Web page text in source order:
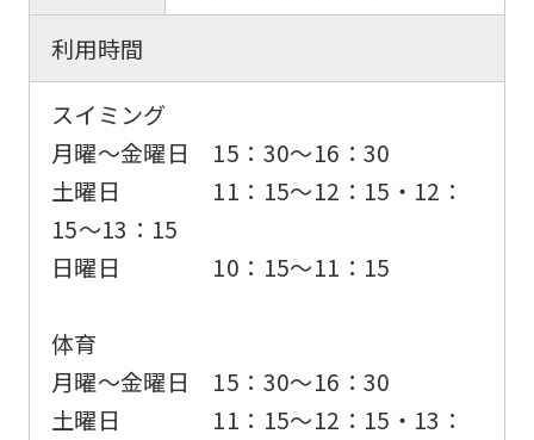
利用時間
スイミング
月曜〜金曜日 15：30〜16：30
土曜日 11：15〜12：15・12：
15〜13：15
日曜日 10：15～11：15
体育
月曜〜金曜日 15：30〜16：30
土曜日 11：15〜12：15・13：